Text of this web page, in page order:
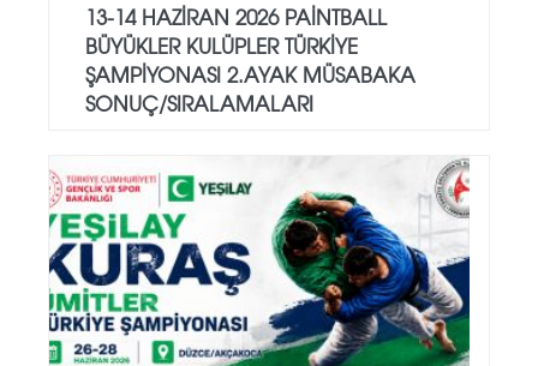
13-14 HAZİRAN 2026 PAİNTBALL
BÜYÜKLER KULÜPLER TÜRKİYE
ŞAMPİYONASI 2.AYAK MÜSABAKA
SONUÇ/SIRALAMALARI